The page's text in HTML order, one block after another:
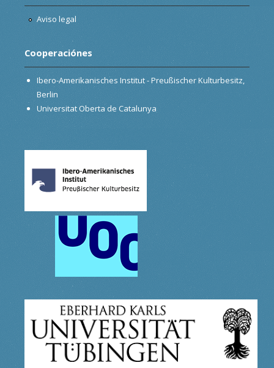
Aviso legal
Cooperaciónes
Ibero-Amerikanisches Institut - Preußischer Kulturbesitz,
Berlin
Universitat Oberta de Catalunya